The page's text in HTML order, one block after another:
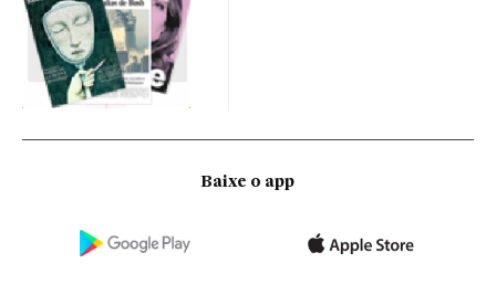
Baixe o app